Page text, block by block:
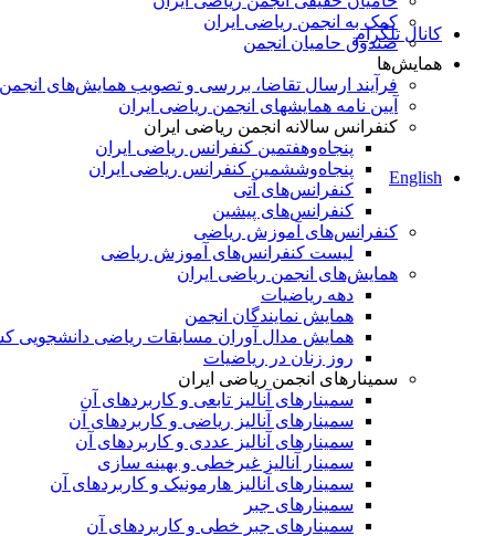
کانال تلگرام
English
کمک به انجمن ریاضی ایران
صندوق حامیان انجمن
همایش‌ها
فرآیند ارسال تقاضا، بررسی و تصویب همایش‌های انجمن
آیین نامه همایشهای انجمن ریاضی ایران
کنفرانس‌ سالانه انجمن ریاضی ایران
پنجاه‌و‌هفتمین کنفرانس ریاضی ایران
پنجاه‌و‌ششمین کنفرانس ریاضی ایران
کنفرانس‌های آتی
کنفرانس‎‌های پیشین
کنفرانس‌های آموزش ریاضی
لیست کنفرانس‌های آموزش ریاضی
همایش‌های انجمن ریاضی ایران
دهه ریاضیات
همایش نمایندگان انجمن
همایش مدال آوران مسابقات ریاضی دانشجویی
روز زنان در ریاضیات
سمینارهای انجمن ریاضی ایران
سمینارهای آنالیز تابعی و کاربردهای آن
سمینارهای آنالیز ریاضی و کاربردهای آن
سمینارهای آنالیز عددی و کاربردهای آن
سمینار آنالیز غیرخطی و بهینه سازی
سمینارهای آنالیز هارمونیک و کاربردهای آن
سمینار‌های جبر
سمینارهای جبر خطی و کاربردهای آن